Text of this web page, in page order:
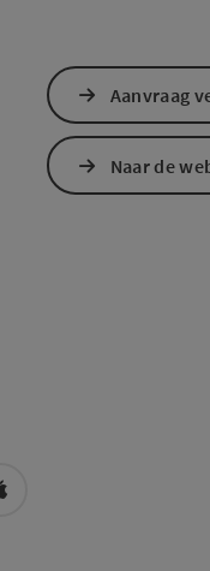
in Google Maps
in Apple Maps
Aanvraag
Naar de